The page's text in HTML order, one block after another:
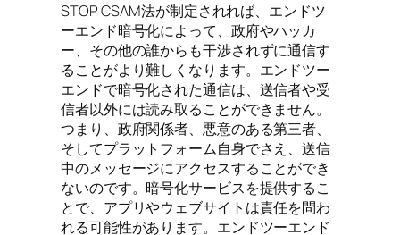
STOP CSAM法が制定されれば、エンドツ
ーエンド暗号化によって、政府やハッカ
ー、その他の誰からも干渉されずに通信す
ることがより難しくなります。エンドツー
エンドで暗号化された通信は、送信者や受
信者以外には読み取ることができません。
つまり、政府関係者、悪意のある第三者、
そしてプラットフォーム自身でさえ、送信
中のメッセージにアクセスすることができ
ないのです。暗号化サービスを提供するこ
とで、アプリやウェブサイトは責任を問わ
れる可能性があります。エンドツーエンド